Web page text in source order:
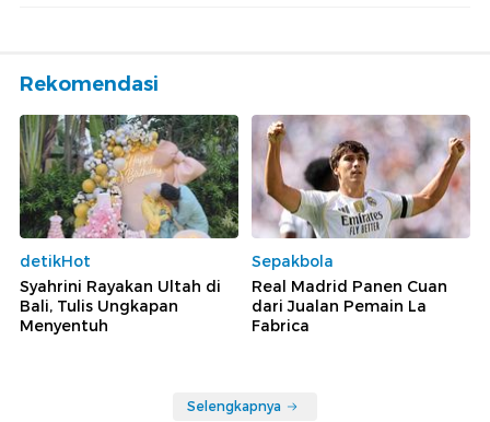
Rekomendasi
detikHot
Syahrini Rayakan Ultah di
Bali, Tulis Ungkapan
Menyentuh
Sepakbola
Real Madrid Panen Cuan
dari Jualan Pemain La
Fabrica
Selengkapnya